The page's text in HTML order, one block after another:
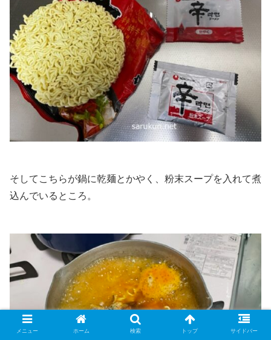
そしてこちらが鍋に乾麺とかやく、粉末スープを入れて煮
込んでいるところ。
メニュー ホーム 検索 トップ サイドバー